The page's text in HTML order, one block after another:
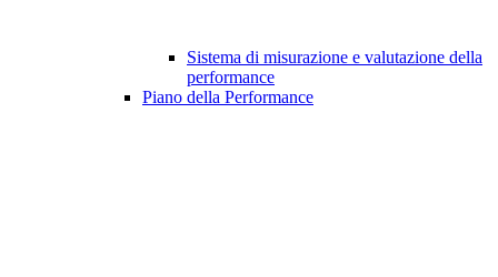
Sistema di misurazione e valutazione della
performance
Piano della Performance